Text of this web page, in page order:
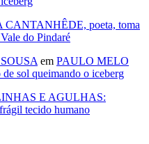
CANTANHÊDE, poeta, toma
do Pindaré
em PAULO MELO
sol queimando o iceberg
E AGULHAS:
tecido humano